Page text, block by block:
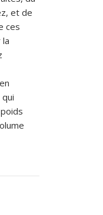
et de
ces